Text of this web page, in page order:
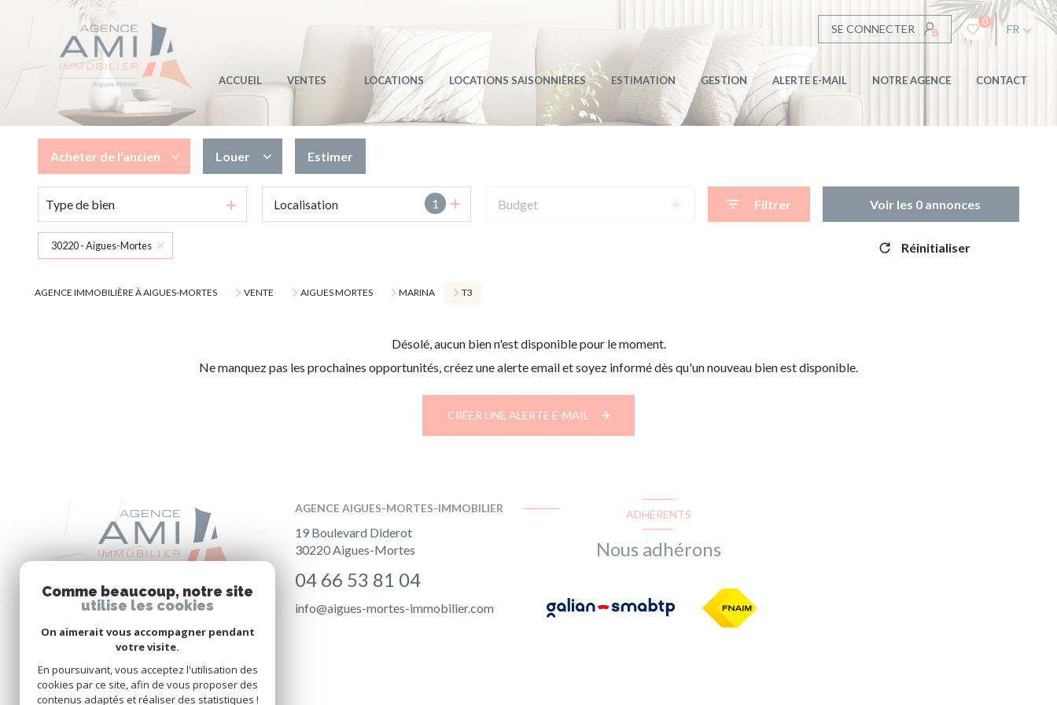
SE CONNECTER
0
FR
ACCUEIL VENTES
MAISONS / VILLAS / MAS
APPARTEMENTS
TERRAINS
MARINAS
AUTRES BIENS VENDUS
LOCATIONS LOCATIONS SAISONNIÈRES ESTIMATION GESTION ALERTE E-MAIL NOTRE AGENCE CONTACT
Acheter de l'ancien
de l'ancien
de l'immo pro
Louer
à l'année
Estimer
Type de bien 1
Localisation Budget Filtrer Voir les 0annonces
30220 - Aigues-Mortes Réinitialiser
AGENCE IMMOBILIÈRE À AIGUES-MORTES VENTE AIGUES MORTES MARINA T3
Désolé, aucun bien n'est disponible pour le moment.
Ne manquez pas les prochaines opportunités, créez une alerte email et soyez informé dès qu'un nouveau bien est disponible.
CRÉER UNE ALERTE E-MAIL
AGENCE AIGUES-MORTES-IMMOBILIER
19 Boulevard Diderot
30220Aigues-Mortes
04 66 53 81 04
info@aigues-mortes-immobilier.com
ADHÉRENTS
Nous adhérons
Comme beaucoup, notre site
utilise les cookies
On aimerait vous accompagner pendant
votre visite.
En poursuivant, vous acceptez l'utilisation des
cookies par ce site, afin de vous proposer des
contenus adaptés et réaliser des statistiques !